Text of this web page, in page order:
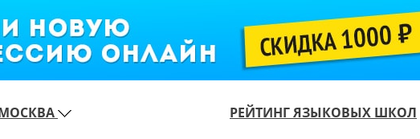
РЕЙТИНГ ЯЗЫКОВЫХ ШКОЛ